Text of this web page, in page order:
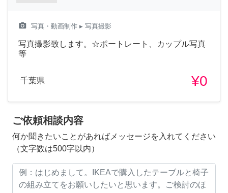
camera_alt 写真・動画制作 ▸ 写真撮影
写真撮影致します。☆ポートレート、カップル写真
等
千葉県 ¥0
ご依頼相談内容
何か聞きたいことがあればメッセージを入れてください
（文字数は500字以内）